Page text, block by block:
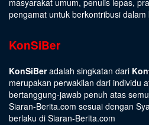
masyarakat umum, penulis lepas,
pengamat untuk berkontribusi dalam
KonSiBer
KonSiBeradalah singkatan dari
merupakan perwakilan dari individu
bertanggung-jawab penuh atas
Siaran-Berita.com sesuai dengan
berlaku di Siaran-Berita.com